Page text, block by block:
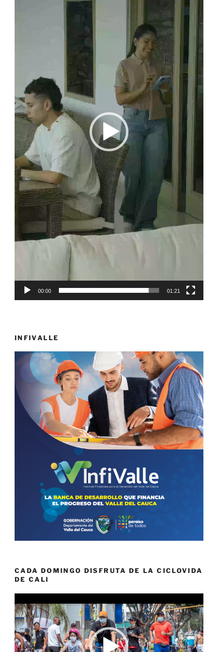
00:00 01:21
INFIVALLE
CADA DOMINGO DISFRUTA DE LA CICLOVIDA
DE CALI
de
vídeo